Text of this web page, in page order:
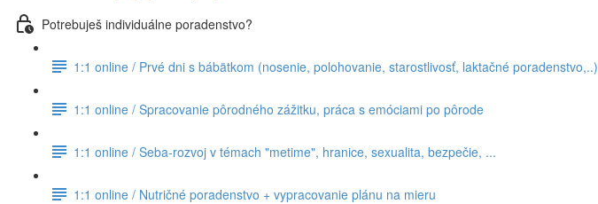
Potrebuješ individuálne poradenstvo?
1:1 online / Prvé dni s bábätkom (nosenie, polohovanie, starostlivosť, laktačné poradenstvo,..)
1:1 online / Spracovanie pôrodného zážitku, práca s emóciami po pôrode
1:1 online / Seba-rozvoj v témach "metime", hranice, sexualita, bezpečie, ...
1:1 online / Nutričné poradenstvo + vypracovanie plánu na mieru